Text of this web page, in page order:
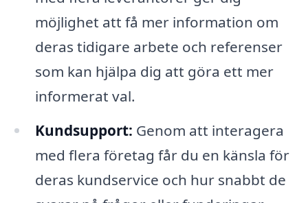
möjlighet att få mer information om
deras tidigare arbete och referenser
som kan hjälpa dig att göra ett mer
informerat val.
Kundsupport: Genom att interagera
med flera företag får du en känsla för
deras kundservice och hur snabbt de